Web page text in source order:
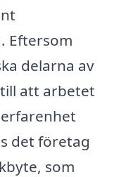
Eftersom
delarna av
att arbetet
det företag
som